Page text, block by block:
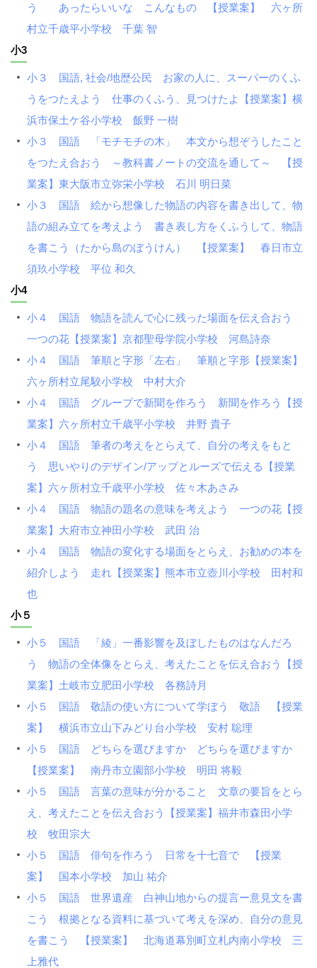
う あったらいいな こんなもの 【授業案】 六ヶ所
村立千歳平小学校 千葉 智
小3
小３ 国語, 社会/地歴公民 お家の人に、スーパーのくふ
うをつたえよう 仕事のくふう、見つけたよ【授業案】横
浜市保土ケ谷小学校 飯野 一樹
小３ 国語 「モチモチの木」 本文から想ぞうしたこと
をつたえ合おう ～教科書ノートの交流を通して～ 【授
業案】東大阪市立弥栄小学校 石川 明日菜
小３ 国語 絵から想像した物語の内容を書き出して、物
語の組み立てを考えよう 書き表し方をくふうして、物語
を書こう（たから島のぼうけん） 【授業案】 春日市立
須玖小学校 平位 和久
小4
小４ 国語 物語を読んで心に残った場面を伝え合おう
一つの花【授業案】京都聖母学院小学校 河島詩奈
小４ 国語 筆順と字形「左右」 筆順と字形【授業案】
六ヶ所村立尾駮小学校 中村大介
小４ 国語 グループで新聞を作ろう 新聞を作ろう【授
業案】六ヶ所村立千歳平小学校 井野 貴子
小４ 国語 筆者の考えをとらえて、自分の考えをもと
う 思いやりのデザイン/アップとルーズで伝える【授業
案】六ヶ所村立千歳平小学校 佐々木あさみ
小４ 国語 物語の題名の意味を考えよう 一つの花【授
業案】大府市立神田小学校 武田 治
小４ 国語 物語の変化する場面をとらえ、お勧めの本を
紹介しよう 走れ【授業案】熊本市立壺川小学校 田村和
也
小５
小５ 国語 「綾」一番影響を及ぼしたものはなんだろ
う 物語の全体像をとらえ、考えたことを伝え合おう【授
業案】土岐市立肥田小学校 各務詩月
小５ 国語 敬語の使い方について学ぼう 敬語 【授業
案】 横浜市立山下みどり台小学校 安村 聡理
小５ 国語 どちらを選びますか どちらを選びますか
【授業案】 南丹市立園部小学校 明田 将毅
小５ 国語 言葉の意味が分かること 文章の要旨をとら
え、考えたことを伝え合おう【授業案】福井市森田小学
校 牧田宗大
小５ 国語 俳句を作ろう 日常を十七音で 【授業
案】 国本小学校 加山 祐介
小５ 国語 世界遺産 白神山地からの提言ー意見文を書
こう 根拠となる資料に基づいて考えを深め、自分の意見
を書こう 【授業案】 北海道幕別町立札内南小学校 三
上雅代